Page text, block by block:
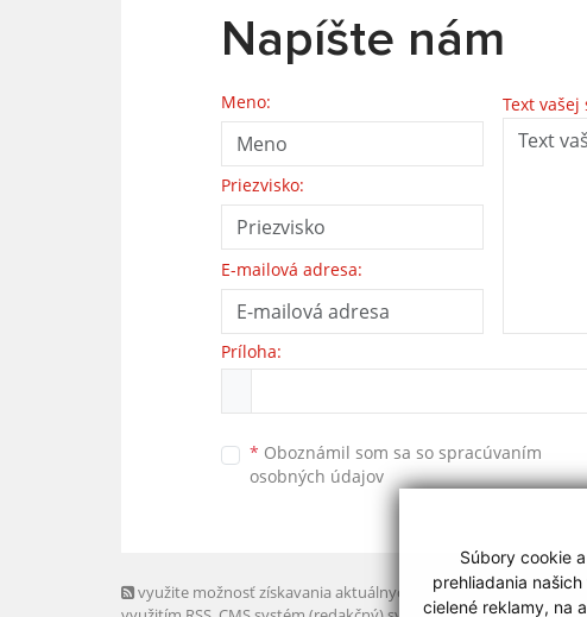
Súbory cookie
prehliadania
cielené reklamy, na
Napíšte nám
Meno:
Priezvisko:
E-mailová adresa:
Text vašej
Príloha:
* Oboznámil som sa so spracúvaním
osobných údajov
využite možnosť získavania aktuálnych informácií s